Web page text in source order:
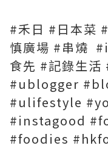
#禾日 #日本菜
慎廣場 #串燒
食先 #記錄生
#ublogger
#ulifestyle
#instagood
#foodies